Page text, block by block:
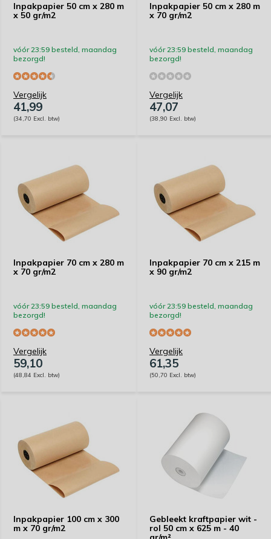
Inpakpapier 50 cm x 280 m
x 50 gr/m2
vóór 23:59 besteld, maandag
bezorgd!
Vergelijk
41,99
(34,70 Excl. btw)
Inpakpapier 50 cm x 280 m
x 70 gr/m2
vóór 23:59 besteld, maandag
bezorgd!
Vergelijk
47,07
(38,90 Excl. btw)
Inpakpapier 70 cm x 280 m
x 70 gr/m2
vóór 23:59 besteld, maandag
bezorgd!
Vergelijk
59,10
(48,84 Excl. btw)
Inpakpapier 70 cm x 215 m
x 90 gr/m2
vóór 23:59 besteld, maandag
bezorgd!
Vergelijk
61,35
(50,70 Excl. btw)
Inpakpapier 100 cm x 300
m x 70 gr/m2
Gebleekt kraftpapier wit -
rol 50 cm x 625 m - 40